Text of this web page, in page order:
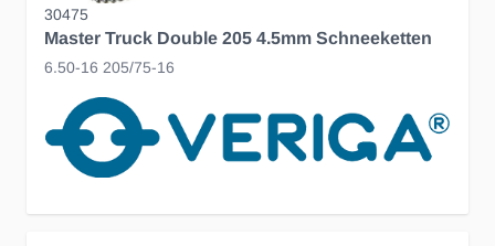
30475
Master Truck Double 205 4.5mm Schneeketten
6.50-16 205/75-16